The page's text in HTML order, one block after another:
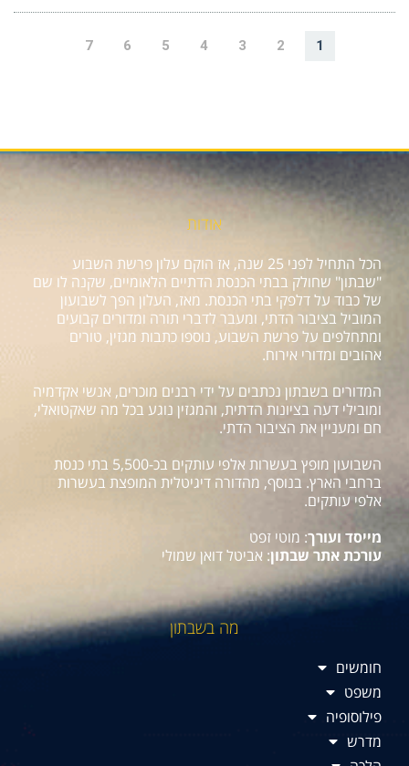
1
2
3
4
5
6
7
אודות
הכל התחיל לפני 25 שנה, אז הוקם עלון פרשת השבוע
"שבתון" שחולק בבתי הכנסת הדתיים הלאומיים, שקנה לו שם
של כבוד על דלפקי בתי הכנסת. מאז, העלון הפך לשבועון
המוביל בציבור הדתי, ומעבר לדברי תורה ומדורים קבועים
ומתחלפים על פרשת השבוע, נוספו כתבות מגזין, טורים
אהובים ומדורי אירוח.
המדורים בשבתון נכתבים על ידי רבנים מוכרים, אנשי אקדמיה
ומובילי דעה בציונות הדתית, והמגזין נוגע בכל מה שאקטואלי,
חם ומעניין את הציבור הדתי.
השבועון מופץ בעשרות אלפי עותקים בכ-5,500 בתי כנסת
ברחבי הארץ. בנוסף, מהדורה דיגיטלית המופצת בעשרות
אלפי עותקים.
מייסד ועורך: מוטי זפט
עורכת אתר שבתון: אביטל דואן שמולי
מה בשבתון
חומשים
משפט
פילוסופיה
מדרש